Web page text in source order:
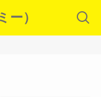
ー）